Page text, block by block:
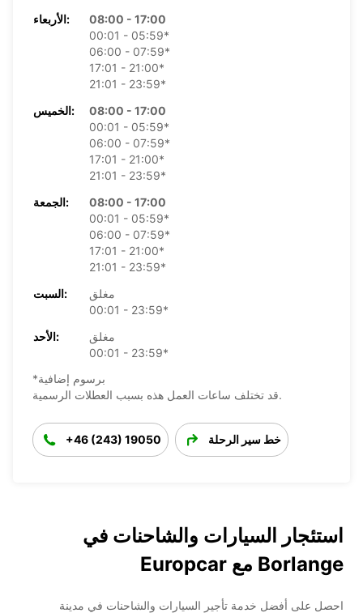
الأربعاء:
08:00 - 17:00
00:01 - 05:59*
06:00 - 07:59*
17:01 - 21:00*
21:01 - 23:59*
الخميس:
08:00 - 17:00
00:01 - 05:59*
06:00 - 07:59*
17:01 - 21:00*
21:01 - 23:59*
الجمعة:
08:00 - 17:00
00:01 - 05:59*
06:00 - 07:59*
17:01 - 21:00*
21:01 - 23:59*
السبت:
مغلق
00:01 - 23:59*
الأحد:
مغلق
00:01 - 23:59*
*برسوم إضافية
قد تختلف ساعات العمل هذه بسبب العطلات الرسمية.
+46 (243) 19050 خط سير الرحلة
استئجار السيارات والشاحنات في
Borlange مع Europcar
احصل على أفضل خدمة تأجير السيارات والشاحنات في مدينة